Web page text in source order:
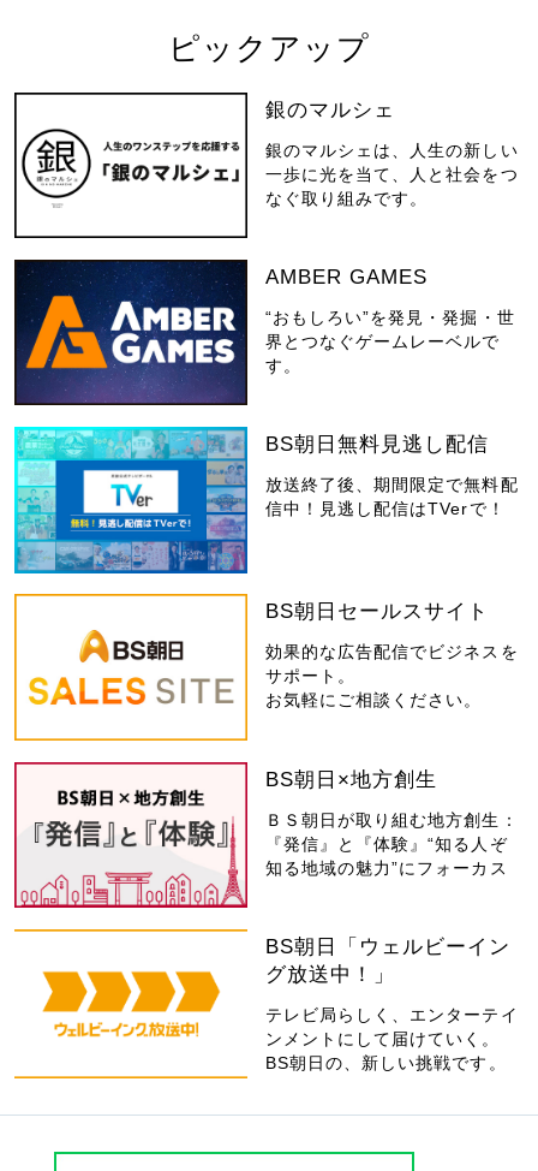
ピックアップ
銀のマルシェ
銀のマルシェは、人生の新しい
一歩に光を当て、人と社会をつ
なぐ取り組みです。
AMBER GAMES
“おもしろい”を発見・発掘・世
界とつなぐゲームレーベルで
す。
BS朝日無料見逃し配信
放送終了後、期間限定で無料配
信中！見逃し配信はTVerで！
BS朝日セールスサイト
効果的な広告配信でビジネスを
サポート。
お気軽にご相談ください。
BS朝日×地方創生
ＢＳ朝日が取り組む地方創生：
『発信』と『体験』“知る人ぞ
知る地域の魅力”にフォーカス
BS朝日「ウェルビーイン
グ放送中！」
テレビ局らしく、エンターテイ
ンメントにして届けていく。
BS朝日の、新しい挑戦です。